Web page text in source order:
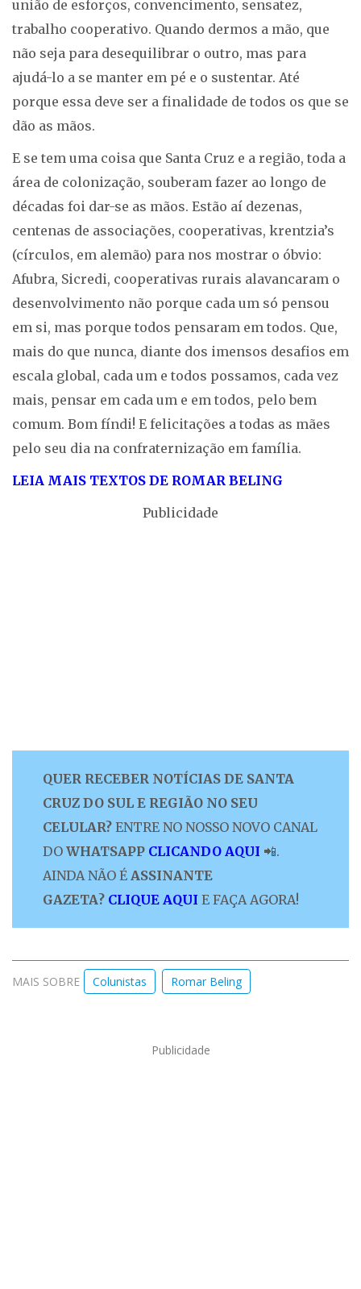
união de esforços, convencimento, sensatez,
trabalho cooperativo. Quando dermos a mão, que
não seja para desequilibrar o outro, mas para
ajudá-lo a se manter em pé e o sustentar. Até
porque essa deve ser a finalidade de todos os que se
dão as mãos.
E se tem uma coisa que Santa Cruz e a região, toda a
área de colonização, souberam fazer ao longo de
décadas foi dar-se as mãos. Estão aí dezenas,
centenas de associações, cooperativas, krentzia’s
(círculos, em alemão) para nos mostrar o óbvio:
Afubra, Sicredi, cooperativas rurais alavancaram o
desenvolvimento não porque cada um só pensou
em si, mas porque todos pensaram em todos. Que,
mais do que nunca, diante dos imensos desafios em
escala global, cada um e todos possamos, cada vez
mais, pensar em cada um e em todos, pelo bem
comum. Bom fíndi! E felicitações a todas as mães
pelo seu dia na confraternização em família.
LEIA MAIS TEXTOS DE ROMAR BELING
Publicidade
QUER RECEBER NOTÍCIAS DE SANTA
CRUZ DO SUL E REGIÃO NO SEU
CELULAR? ENTRE NO NOSSO NOVO CANAL
DO WHATSAPP CLICANDO AQUI 📲.
AINDA NÃO É ASSINANTE
GAZETA? CLIQUE AQUI E FAÇA AGORA!
MAIS SOBRE Colunistas Romar Beling
Publicidade